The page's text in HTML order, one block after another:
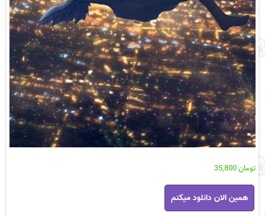
تومان35,800
رمان
سقوط
pdf
همین الان دانلود میکنم